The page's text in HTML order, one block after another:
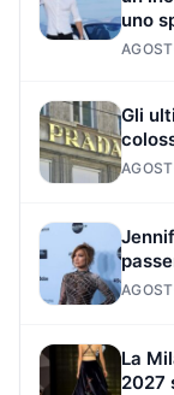
uno
Gli
La
2027